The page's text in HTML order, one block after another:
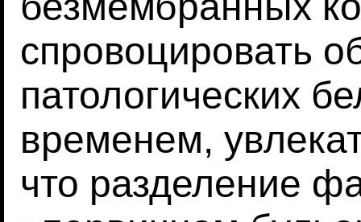
спровоцировать
патологических
временем,
что разделение